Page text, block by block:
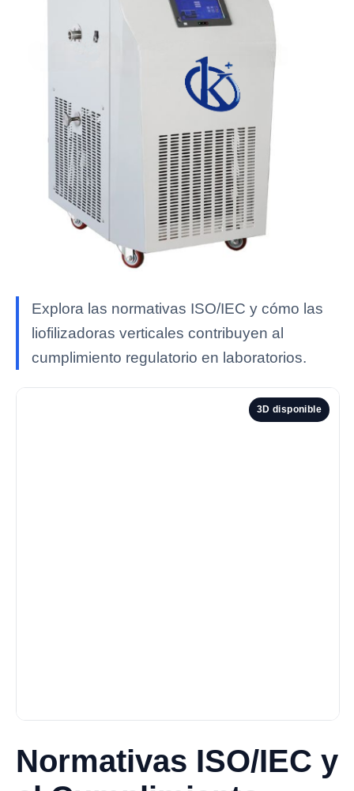
Explora las normativas ISO/IEC y cómo las
liofilizadoras verticales contribuyen al
cumplimiento regulatorio en laboratorios.
3D disponible
Normativas ISO/IEC y